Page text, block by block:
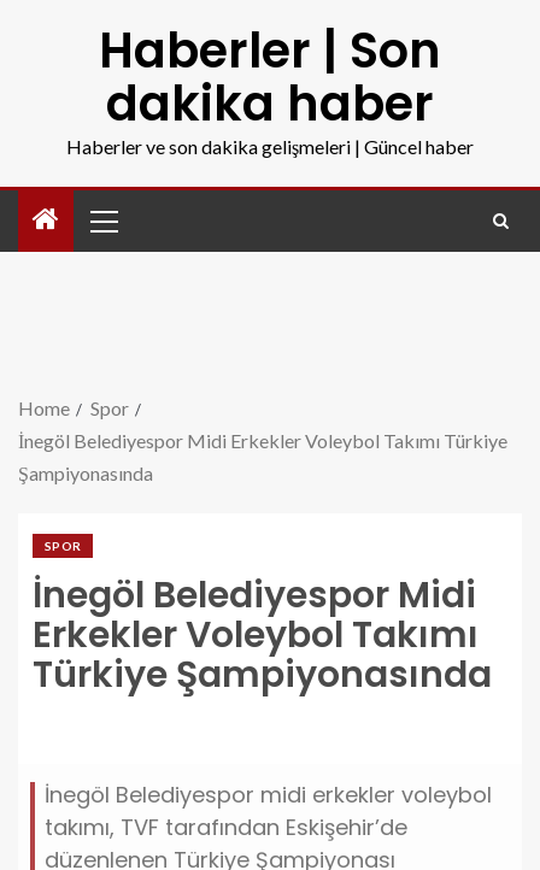
Haberler | Son
dakika haber
Haberler ve son dakika gelişmeleri | Güncel haber
Home
Spor
İnegöl Belediyespor Midi Erkekler Voleybol Takımı Türkiye
Şampiyonasında
SPOR
İnegöl Belediyespor Midi
Erkekler Voleybol Takımı
Türkiye Şampiyonasında
inegol-belediyespor-midi-erkekler-voleybol-takimi-
İnegöl Belediyespor midi erkekler voleybol
takımı, TVF tarafından Eskişehir’de
düzenlenen Türkiye Şampiyonası